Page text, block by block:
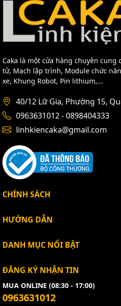
Caka là một cửa hàng chuyên cung
tử, Mạch lập trình, Module chức
xe, Khung Robot, Pin lithium,...
40/12 Lữ Gia, Phường 15,
0963631012 - 0898404333
linhkiencaka@gmail.com
CHÍNH SÁCH
HƯỚNG DẪN
DANH MỤC NỔI BẬT
ĐĂNG KÝ NHẬN TIN
MUA ONLINE (08:30 - 17:00)
0963631012